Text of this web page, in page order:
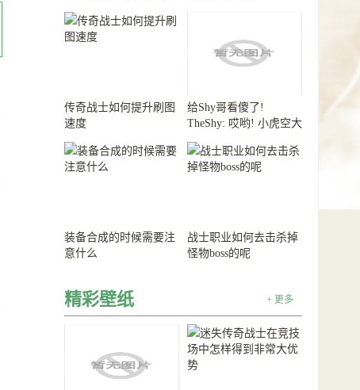
强大又稀有！
传奇战士如何提升刷图
速度
给Shy哥看傻了!
TheShy: 哎哟! 小虎空大
可惜了!
装备合成的时候需要注
意什么
战士职业如何去击杀掉
怪物boss的呢
精彩壁纸 + 更多